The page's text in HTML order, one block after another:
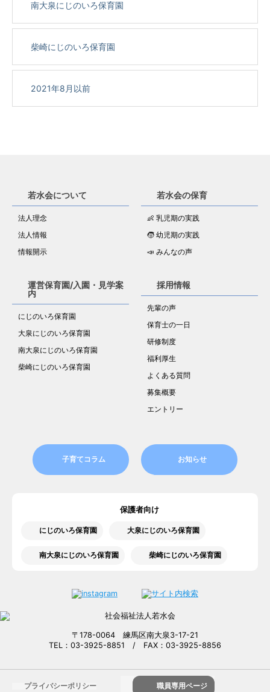
南大泉にじのいろ保育園
柴崎にじのいろ保育園
2021年8月以前
若水会について
法人理念
法人情報
情報開示
若水会の保育
👶 乳児期の実践
🧒 幼児期の実践
📣 みんなの声
運営保育園/入園・見学案
内
にじのいろ保育園
大泉にじのいろ保育園
南大泉にじのいろ保育園
柴崎にじのいろ保育園
採用情報
先輩の声
保育士の一日
研修制度
福利厚生
よくある質問
募集概要
エントリー
子育てコラム お知らせ
保護者向け
にじのいろ保育園 大泉にじのいろ保育園
南大泉にじのいろ保育園 柴崎にじのいろ保育園
〒178-0064 練馬区南大泉3-17-21
TEL：03-3925-8851 / FAX：03-3925-8856
プライバシーポリシー 職員専用ページ